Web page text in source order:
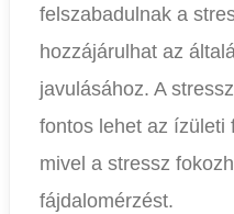
felszabadulnak a
hozzájárulhat az
javulásához. A
fontos lehet az ízületi
mivel a stressz
fájdalomérzést.